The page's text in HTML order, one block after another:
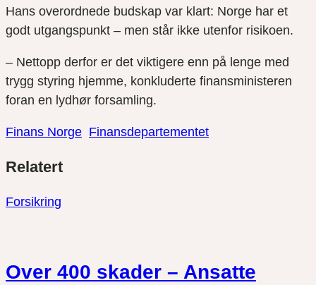
Hans overordnede budskap var klart: Norge har et
godt utgangspunkt – men står ikke utenfor risikoen.
– Nettopp derfor er det viktigere enn på lenge med
trygg styring hjemme, konkluderte finansministeren
foran en lydhør forsamling.
Finans Norge Finansdepartementet
link
på
på
Relatert
Forsikring
Over 400 skader – Ansatte